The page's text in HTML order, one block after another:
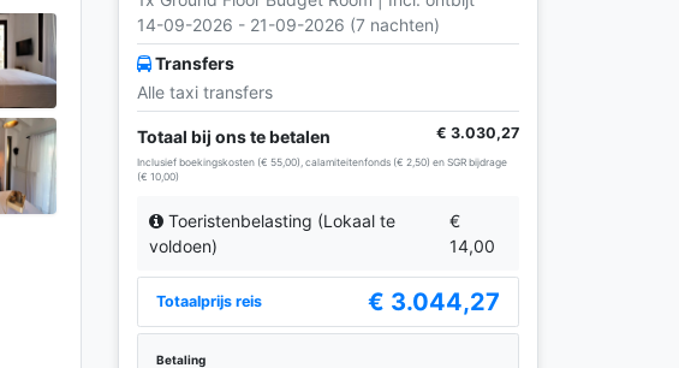
14-09-2026 - 21-09-2026 (7 nachten)
Transfers
Alle taxi transfers
Totaal bij ons te betalen € 3.030,27
Inclusief boekingskosten (€ 55,00), calamiteitenfonds (€ 2,50) en SGR bijdrage
(€ 10,00)
Toeristenbelasting (Lokaal te
voldoen)
€
14,00
Totaalprijs reis € 3.044,27
Betaling